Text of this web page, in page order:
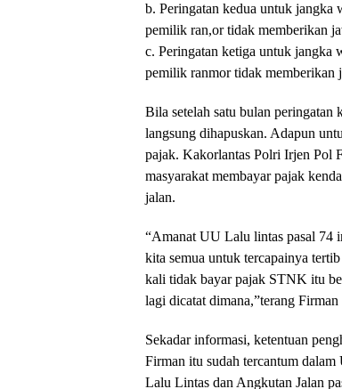
b. Peringatan kedua untuk jangka
pemilik ran,or tidak memberikan
c. Peringatan ketiga untuk jangka
pemilik ranmor tidak memberikan
Bila setelah satu bulan peringatan
langsung dihapuskan. Adapun
pajak. Kakorlantas Polri Irjen Pol
masyarakat membayar pajak
jalan.
“Amanat UU Lalu lintas pasal 74
kita semua untuk tercapainya
kali tidak bayar pajak STNK itu
lagi dicatat dimana,”terang
Sekadar informasi, ketentuan
Firman itu sudah tercantum
Lalu Lintas dan Angkutan Jalan